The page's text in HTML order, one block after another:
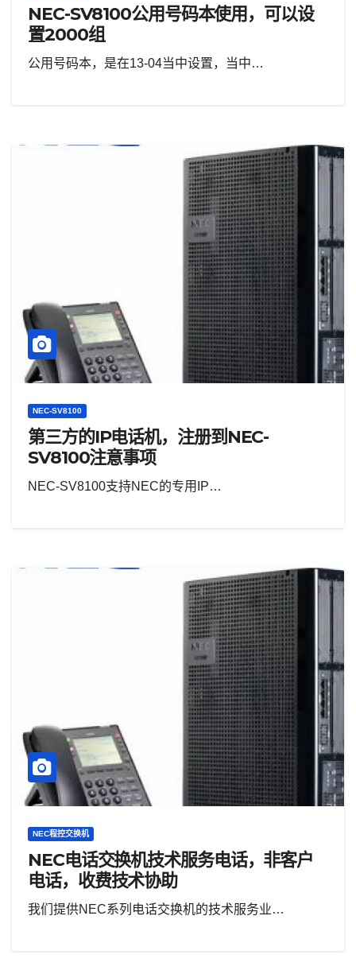
NEC-SV8100公用号码本使用，可以设
置2000组
公用号码本，是在13-04当中设置，当中…
NEC-SV8100
第三方的IP电话机，注册到NEC-
SV8100注意事项
NEC-SV8100支持NEC的专用IP…
NEC程控交换机
NEC电话交换机技术服务电话，非客户
电话，收费技术协助
我们提供NEC系列电话交换机的技术服务业…